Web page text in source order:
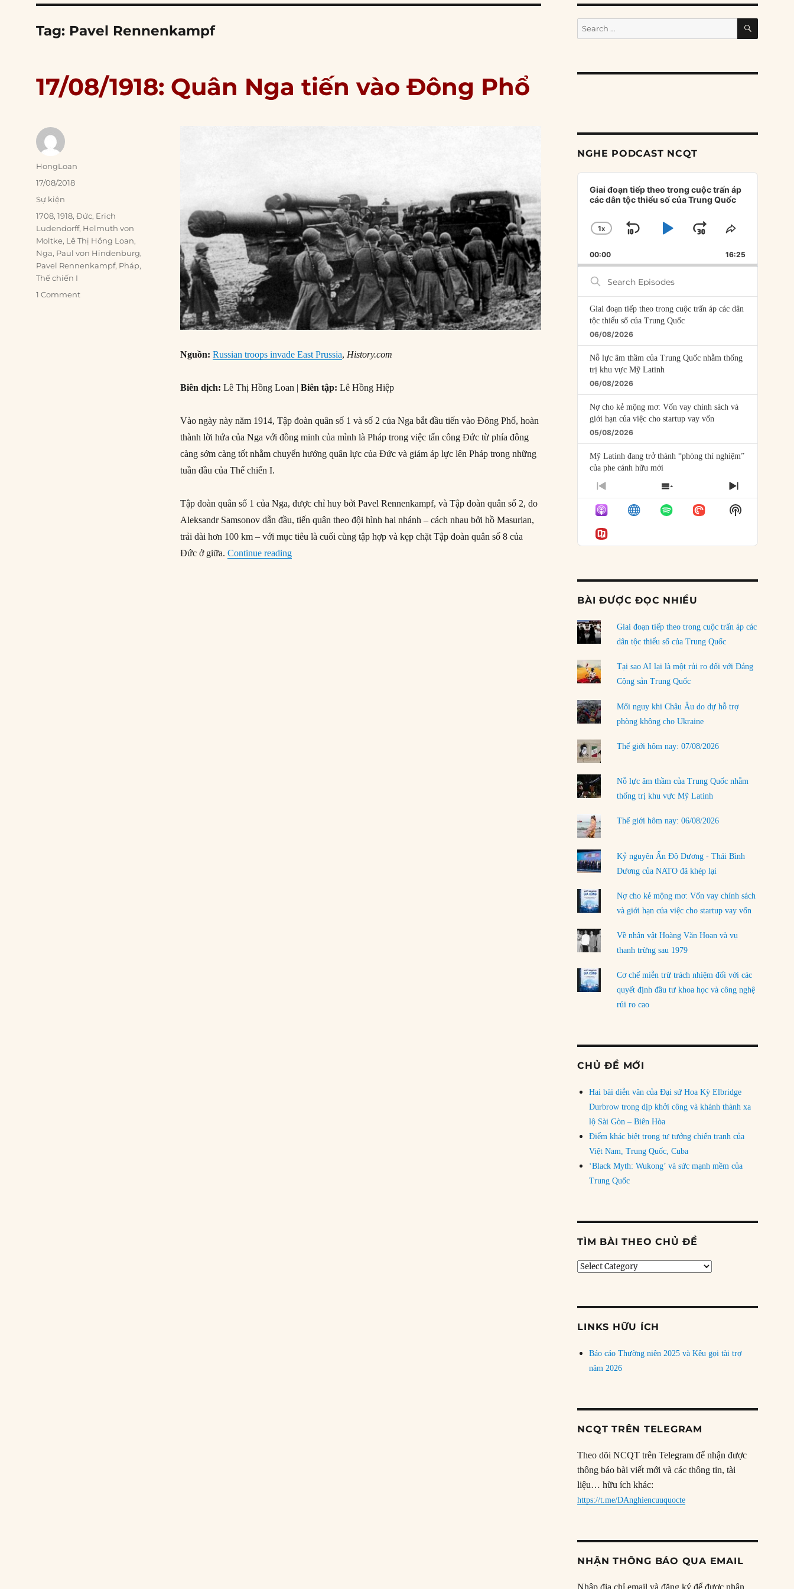
Tag: Pavel Rennenkampf
17/08/1918: Quân Nga tiến vào Đông Phổ
Nguồn: Russian troops invade East Prussia, History.com
Biên dịch: Lê Thị Hồng Loan |Biên tập:Lê Hồng Hiệp
Vào ngày này năm 1914, Tập đoàn quân số 1 và số 2 của Nga bắt đầu tiến vào Đông Phổ, hoàn
thành lời hứa của Nga với đồng minh của mình là Pháp trong việc tấn công Đức từ phía đông
càng sớm càng tốt nhằm chuyển hướng quân lực của Đức và giảm áp lực lên Pháp trong những
tuần đầu của Thế chiến I.
Tập đoàn quân số 1 của Nga, được chỉ huy bởi Pavel Rennenkampf, và Tập đoàn quân số 2, do
Aleksandr Samsonov dẫn đầu, tiến quân theo đội hình hai nhánh – cách nhau bởi hồ Masurian,
trải dài hơn 100 km – với mục tiêu là cuối cùng tập hợp và kẹp chặt Tập đoàn quân số 8 của
Đức ở giữa.Continue reading“17/08/1918: Quân Nga tiến vào Đông Phổ”
Author
HongLoan
Posted
17/08/2018
Categories
Sự kiện
Tags
1708,1918,Đức, Erich
Ludendorff, Helmuth von
Moltke, Lê Thị Hồng Loan,
Nga, Paul von Hindenburg,
Pavel Rennenkampf, Pháp,
Thế chiến I
1 Comment
Search
for:
SEARCH
NGHE PODCAST NCQT
Audio
Player
Giai đoạn tiếp theo trong cuộc trấn áp
các dân tộc thiểu số của Trung Quốc
CHANGE
RATE
1X
SKIP
BACKWARD
PLAYJUMP
FORWARD
SHARE
EPISODE
00:00 16:25
Search
Episodes
Giai đoạn tiếp theo trong cuộc trấn áp các dân
tộc thiểu số của Trung Quốc
06/08/2026
Nỗ lực âm thầm của Trung Quốc nhằm thống
trị khu vực Mỹ Latinh
06/08/2026
Nợ cho kẻ mộng mơ: Vốn vay chính sách và
giới hạn của việc cho startup vay vốn
05/08/2026
Mỹ Latinh đang trở thành “phòng thí nghiệm”
của phe cánh hữu mới
04/08/2026
Tại sao Trung Quốc phủ nhận cuộc gặp với
Ngoại trưởng Nhật Bản?
04/08/2026
03/08/2026
Đặt cược vào thất bại: Các quỹ đầu tư mạo
rủi ro
02/08/2026
Làm thế nào để kết thúc Chiến tranh Iran?
01/08/2026
Chiến lược kế tiếp của Bắc Kinh ở Biển Đông
31/07/2026
Trật tự thế giới mới: Các nước nhỏ sẽ luôn
phải chịu đựng?
30/07/2026
LOAD MORE
PREVIOUS
EPISODE
SHOW
EPISODES
LIST
NEXT
EPISODE
Show
Podcast
BÀI ĐƯỢC ĐỌC NHIỀU
Giai đoạn tiếp theo trong cuộc trấn áp các
dân tộc thiểu số của Trung Quốc
Tại sao AI lại là một rủi ro đối với Đảng
Cộng sản Trung Quốc
Mối nguy khi Châu Âu do dự hỗ trợ
phòng không cho Ukraine
Thế giới hôm nay: 07/08/2026
Nỗ lực âm thầm của Trung Quốc nhằm
thống trị khu vực Mỹ Latinh
Thế giới hôm nay: 06/08/2026
Kỷ nguyên Ấn Độ Dương - Thái Bình
Dương của NATO đã khép lại
Nợ cho kẻ mộng mơ: Vốn vay chính sách
và giới hạn của việc cho startup vay vốn
Về nhân vật Hoàng Văn Hoan và vụ
thanh trừng sau 1979
Cơ chế miễn trừ trách nhiệm đối với các
quyết định đầu tư khoa học và công nghệ
rủi ro cao
CHỦ ĐỀ MỚI
Hai bài diễn văn của Đại sứ Hoa Kỳ Elbridge
Durbrow trong dịp khởi công và khánh thành xa
lộ Sài Gòn – Biên Hòa
Điểm khác biệt trong tư tưởng chiến tranh của
Việt Nam, Trung Quốc, Cuba
‘Black Myth: Wukong’ và sức mạnh mềm của
Trung Quốc
TÌM BÀI THEO CHỦ ĐỀ
Tìm
LINKS HỮU ÍCH
Báo cáo Thường niên 2025 và Kêu gọi tài trợ
năm 2026
NCQT TRÊN TELEGRAM
Theo dõi NCQT trên Telegram để nhận được
thông báo bài viết mới và các thông tin, tài
liệu… hữu ích khác:
https://t.me/DAnghiencuuquocte
NHẬN THÔNG BÁO QUA EMAIL